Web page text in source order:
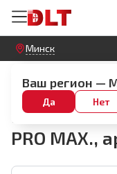
Круглосуточный!
Минск
Ваш регион —
Да Нет
Запчасти для
Крепление
пылесоса
PRO MAX.,